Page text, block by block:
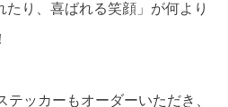
り、喜ばれる笑顔」が何より
テッカーもオーダーいただき、